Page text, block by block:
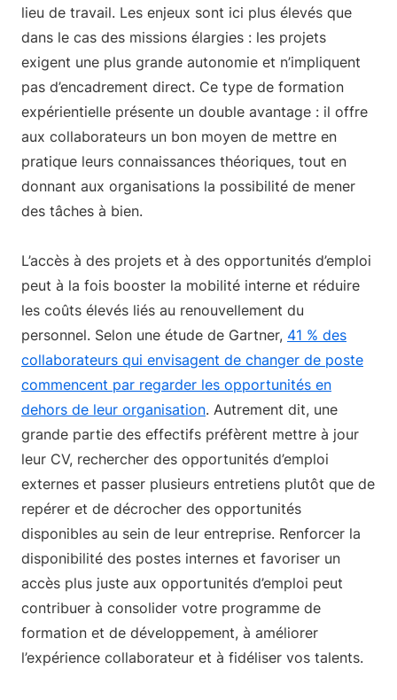
lieu de travail. Les enjeux sont ici plus élevés que
dans le cas des missions élargies : les projets
exigent une plus grande autonomie et n’impliquent
pas d’encadrement direct. Ce type de formation
expérientielle présente un double avantage : il offre
aux collaborateurs un bon moyen de mettre en
pratique leurs connaissances théoriques, tout en
donnant aux organisations la possibilité de mener
des tâches à bien.
L’accès à des projets et à des opportunités d’emploi
peut à la fois booster la mobilité interne et réduire
les coûts élevés liés au renouvellement du
personnel. Selon une étude de Gartner, 41 % des
collaborateurs qui envisagent de changer de poste
commencent par regarder les opportunités en
dehors de leur organisation. Autrement dit, une
grande partie des effectifs préfèrent mettre à jour
leur CV, rechercher des opportunités d’emploi
externes et passer plusieurs entretiens plutôt que de
repérer et de décrocher des opportunités
disponibles au sein de leur entreprise. Renforcer la
disponibilité des postes internes et favoriser un
accès plus juste aux opportunités d’emploi peut
contribuer à consolider votre programme de
formation et de développement, à améliorer
l’expérience collaborateur et à fidéliser vos talents.